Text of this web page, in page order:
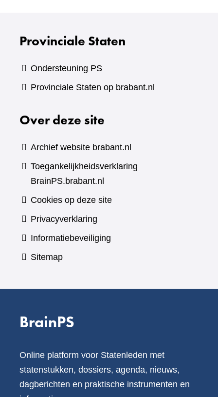
Provinciale Staten
Ondersteuning PS
Provinciale Staten op brabant.nl
Over deze site
Archief website brabant.nl
Toegankelijkheidsverklaring
BrainPS.brabant.nl
Cookies op deze site
Privacyverklaring
Informatiebeveiliging
Sitemap
BrainPS
Online platform voor Statenleden met
statenstukken, dossiers, agenda, nieuws,
dagberichten en praktische instrumenten en